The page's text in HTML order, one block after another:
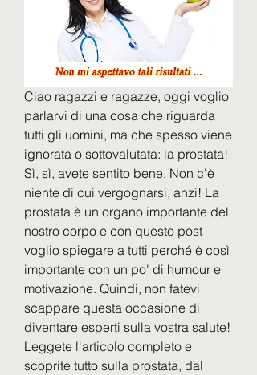
Ciao ragazzi e ragazze, oggi voglio
parlarvi di una cosa che riguarda
tutti gli uomini, ma che spesso viene
ignorata o sottovalutata: la prostata!
Sì, sì, avete sentito bene. Non c'è
niente di cui vergognarsi, anzi! La
prostata è un organo importante del
nostro corpo e con questo post
voglio spiegare a tutti perché è così
importante con un po' di humour e
motivazione. Quindi, non fatevi
scappare questa occasione di
diventare esperti sulla vostra salute!
Leggete l'articolo completo e
scoprite tutto sulla prostata, dal